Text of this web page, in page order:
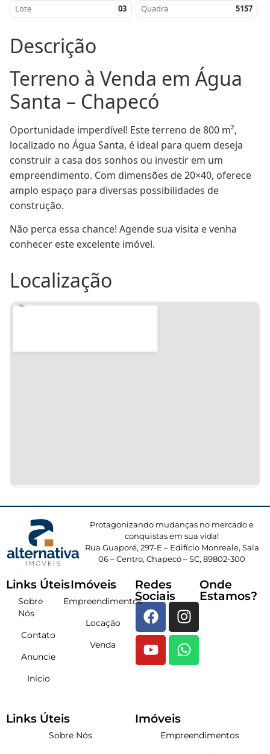
Lote 03 Quadra 5157
Descrição
Terreno à Venda em Água
Santa – Chapecó
Oportunidade imperdível! Este terreno de 800 m²,
localizado no Água Santa, é ideal para quem deseja
construir a casa dos sonhos ou investir em um
empreendimento. Com dimensões de 20×40, oferece
amplo espaço para diversas possibilidades de
construção.
Não perca essa chance! Agende sua visita e venha
conhecer este excelente imóvel.
Localização
Protagonizando mudanças no mercado e
conquistas em sua vida!
Rua Guaporé, 297-E – Edifício Monreale, Sala
06 – Centro, Chapecó – SC, 89802-300
Links Úteis
Sobre
Nós
Contato
Anuncie
Início
Imóveis
Empreendimentos
Locação
Venda
Redes
Sociais
Onde
Estamos?
Links Úteis
Sobre Nós
Imóveis
Empreendimentos